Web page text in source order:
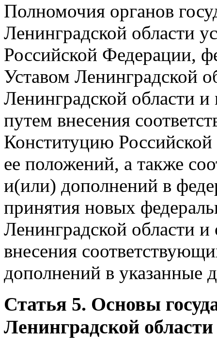
Полномочия органов
Ленинградской области
Российской Федерации,
Уставом Ленинградской
Ленинградской области
путем внесения
Конституцию
ее положений, а также
и(или) дополнений в
принятия новых
Ленинградской области
внесения
дополнений в указанные
Статья 5. Основы
Ленинградской области